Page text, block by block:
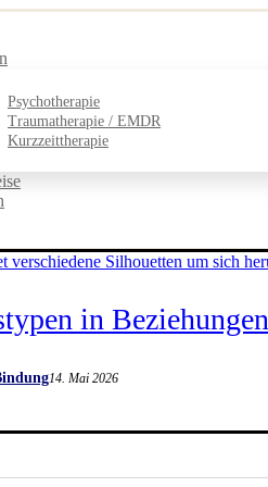
Psychotherapie
Traumatherapie / EMDR
Kurzzeittherapie
in Beziehungen
14. Mai 2026